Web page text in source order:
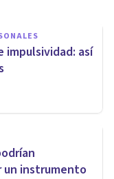
impulsividad: así
un instrumento
la
duelo